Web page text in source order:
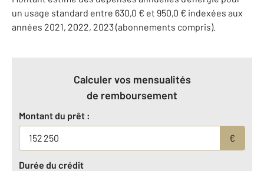
un usage standard entre 630,0 € et 950,0 € indexées aux
années 2021, 2022, 2023 (abonnements compris).
Calculer vos mensualités
de remboursement
Montant du prêt :
€
Durée du crédit